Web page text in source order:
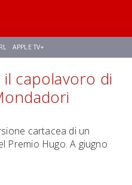
APPLE TV+
TREK AVENGERS: DOOMSDAY
capolavoro di
cartacea di un
Premio Hugo. A giugno